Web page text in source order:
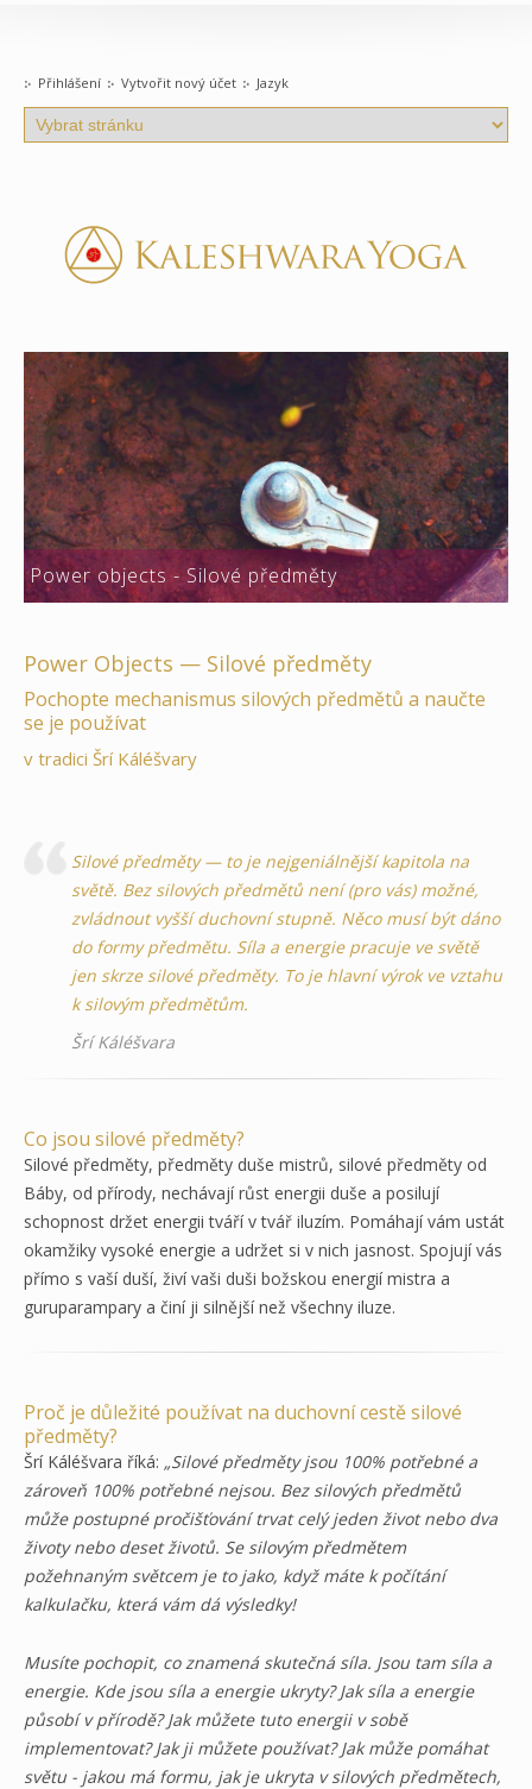
Přihlášení Vytvořit nový účet Jazyk
Power objects - Silové předměty
Power Objects — Silové předměty
Pochopte mechanismus silových předmětů a naučte
se je používat
v tradici Šrí Káléšvary
Silové předměty — to je nejgeniálnější kapitola na
světě. Bez silových předmětů není (pro vás) možné,
zvládnout vyšší duchovní stupně. Něco musí být dáno
do formy předmětu. Síla a energie pracuje ve světě
jen skrze silové předměty. To je hlavní výrok ve vztahu
k silovým předmětům.
Šrí Káléšvara
Co jsou silové předměty?
Silové předměty, předměty duše mistrů, silové předměty od
Báby, od přírody, nechávají růst energii duše a posilují
schopnost držet energii tváří v tvář iluzím. Pomáhají vám ustát
okamžiky vysoké energie a udržet si v nich jasnost. Spojují vás
přímo s vaší duší, živí vaši duši božskou energií mistra a
guruparampary a činí ji silnější než všechny iluze.
Proč je důležité používat na duchovní cestě silové
předměty?
Šrí Káléšvara říká: „Silové předměty jsou 100% potřebné a
zároveň 100% potřebné nejsou. Bez silových předmětů
může postupné pročišťování trvat celý jeden život nebo dva
životy nebo deset životů. Se silovým předmětem
požehnaným světcem je to jako, když máte k počítání
kalkulačku, která vám dá výsledky!
Musíte pochopit, co znamená skutečná síla. Jsou tam síla a
energie. Kde jsou síla a energie ukryty? Jak síla a energie
působí v přírodě? Jak můžete tuto energii v sobě
implementovat? Jak ji můžete používat? Jak může pomáhat
světu - jakou má formu, jak je ukryta v silových předmětech,